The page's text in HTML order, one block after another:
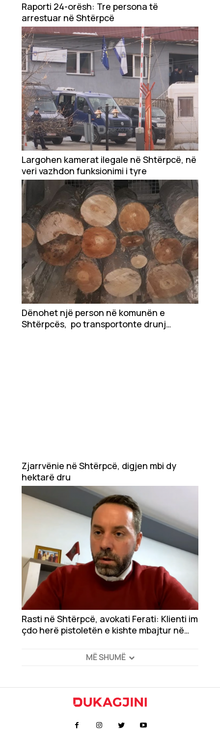
Raporti 24-orësh: Tre persona të
arrestuar në Shtërpcë
Largohen kamerat ilegale në Shtërpcë, në
veri vazhdon funksionimi i tyre
Dënohet një person në komunën e
Shtërpcës, po transportonte drunj
Zjarrvënie në Shtërpcë, digjen mbi dy
hektarë dru
Rasti në Shtërpcë, avokati Ferati: Klienti im
çdo herë pistoletën e kishte mbajtur në
MË SHUMË